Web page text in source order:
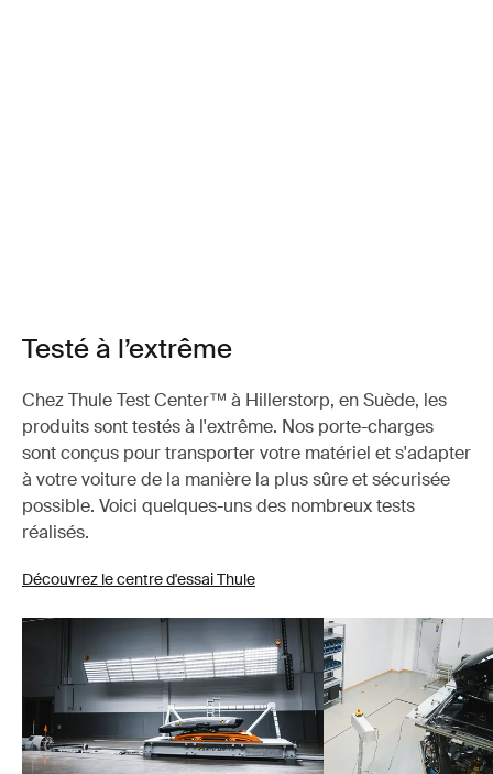
Testé à l’extrême
Chez Thule Test Center™ à Hillerstorp, en Suède, les
produits sont testés à l'extrême. Nos porte-charges
sont conçus pour transporter votre matériel et s'adapter
à votre voiture de la manière la plus sûre et sécurisée
possible. Voici quelques-uns des nombreux tests
réalisés.
Découvrez le centre d'essai Thule